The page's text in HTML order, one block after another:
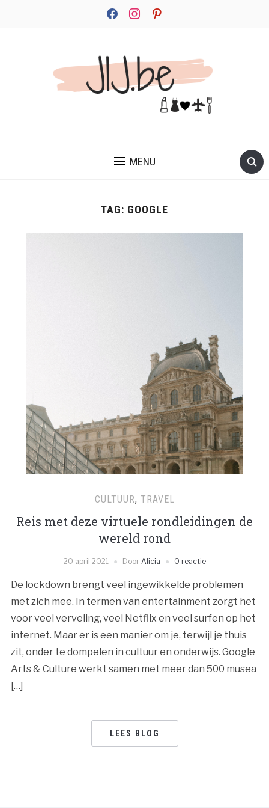
facebookinstagrampinterest
MENU
TAG: GOOGLE
CULTUUR, TRAVEL
Reis met deze virtuele rondleidingen de
wereld rond
20 april 2021 Door Alicia 0 reactie
De lockdown brengt veel ingewikkelde problemen
met zich mee. In termen van entertainment zorgt het
voor veel verveling, veel Netflix en veel surfen op het
internet. Maar er is een manier om je, terwijl je thuis
zit, onder te dompelen in cultuur en onderwijs. Google
Arts & Culture werkt samen met meer dan 500 musea
[…]
LEES BLOG